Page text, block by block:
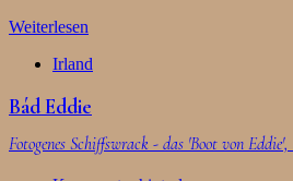
Weiterlesen
Irland
Bád Eddie
Fotogenes Schiffswrack - das 'Boot von Eddie',